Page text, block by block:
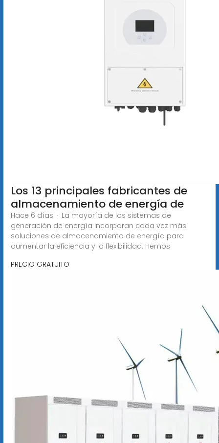
Los 13 principales fabricantes de
almacenamiento de energía de
Hace 6 días · La mayoría de los sistemas de
generación de energía incorporan cada vez más
soluciones de almacenamiento de energía para
aumentar la eficiencia y la flexibilidad. Hemos
PRECIO GRATUITO